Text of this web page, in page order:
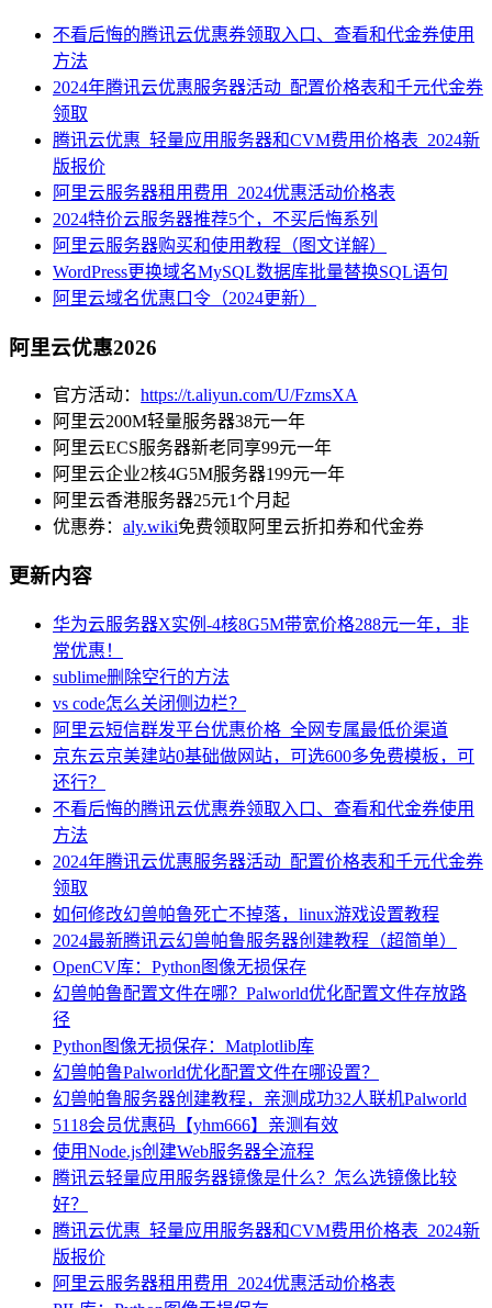
不看后悔的腾讯云优惠券领取入口、查看和代金券使用
方法
2024年腾讯云优惠服务器活动_配置价格表和千元代金券
领取
腾讯云优惠_轻量应用服务器和CVM费用价格表_2024新
版报价
阿里云服务器租用费用_2024优惠活动价格表
2024特价云服务器推荐5个，不买后悔系列
阿里云服务器购买和使用教程（图文详解）
WordPress更换域名MySQL数据库批量替换SQL语句
阿里云域名优惠口令（2024更新）
阿里云优惠2026
官方活动： https://t.aliyun.com/U/FzmsXA
阿里云200M轻量服务器38元一年
阿里云ECS服务器新老同享99元一年
阿里云企业2核4G5M服务器199元一年
阿里云香港服务器25元1个月起
优惠券： aly.wiki免费领取阿里云折扣券和代金券
更新内容
华为云服务器X实例-4核8G5M带宽价格288元一年，非
常优惠！
sublime删除空行的方法
vs code怎么关闭侧边栏？
阿里云短信群发平台优惠价格_全网专属最低价渠道
京东云京美建站0基础做网站，可选600多免费模板，可
还行？
不看后悔的腾讯云优惠券领取入口、查看和代金券使用
方法
2024年腾讯云优惠服务器活动_配置价格表和千元代金券
领取
如何修改幻兽帕鲁死亡不掉落，linux游戏设置教程
2024最新腾讯云幻兽帕鲁服务器创建教程（超简单）
OpenCV库：Python图像无损保存
幻兽帕鲁配置文件在哪？Palworld优化配置文件存放路
径
Python图像无损保存：Matplotlib库
幻兽帕鲁Palworld优化配置文件在哪设置？
幻兽帕鲁服务器创建教程，亲测成功32人联机Palworld
5118会员优惠码【yhm666】亲测有效
使用Node.js创建Web服务器全流程
腾讯云轻量应用服务器镜像是什么？怎么选镜像比较
好？
腾讯云优惠_轻量应用服务器和CVM费用价格表_2024新
版报价
阿里云服务器租用费用_2024优惠活动价格表